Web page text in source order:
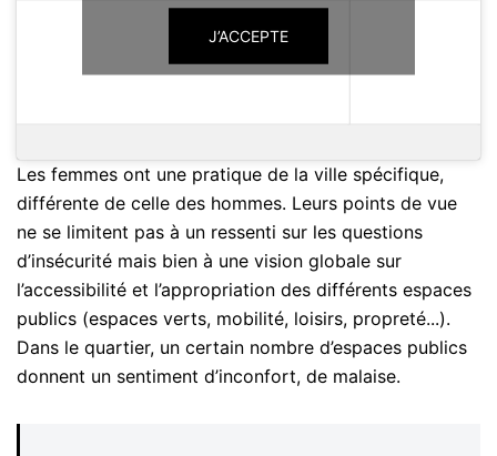
J’ACCEPTE
Les femmes ont une pratique de la ville spécifique,
différente de celle des hommes. Leurs points de vue
ne se limitent pas à un ressenti sur les questions
d’insécurité mais bien à une vision globale sur
l’accessibilité et l’appropriation des différents espaces
publics (espaces verts, mobilité, loisirs, propreté...).
Dans le quartier, un certain nombre d’espaces publics
donnent un sentiment d’inconfort, de malaise.